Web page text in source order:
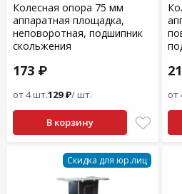
Колесная опора 75 мм
аппаратная площадка,
неповоротная, подшипник
скольжения
173 ₽
от 4 шт.129 ₽/ шт.
В корзину
от
Скидка для юр.лиц